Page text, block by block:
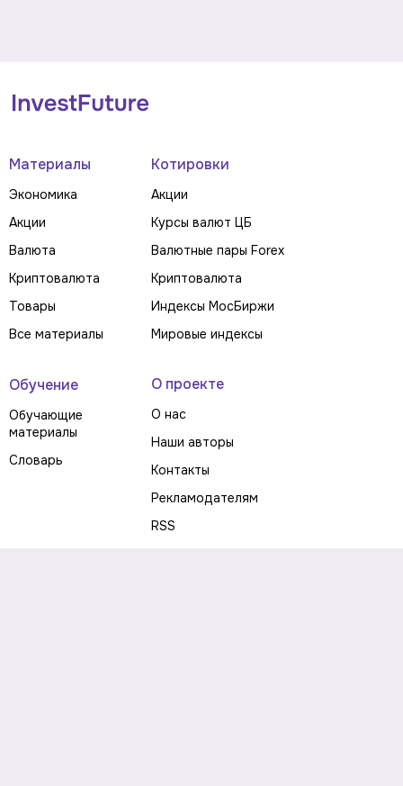
Материалы
Экономика
Акции
Валюта
Криптовалюта
Товары
Все материалы
Котировки
Акции
Курсы валют ЦБ
Валютные пары Forex
Криптовалюта
Индексы МосБиржи
Мировые индексы
Обучение
Обучающие
материалы
Словарь
О проекте
О нас
Наши авторы
Контакты
Рекламодателям
RSS